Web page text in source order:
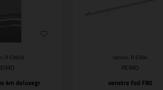
R E3649
4m deluxegr
Varenr.: R E566
REIMO
venstre fod F80